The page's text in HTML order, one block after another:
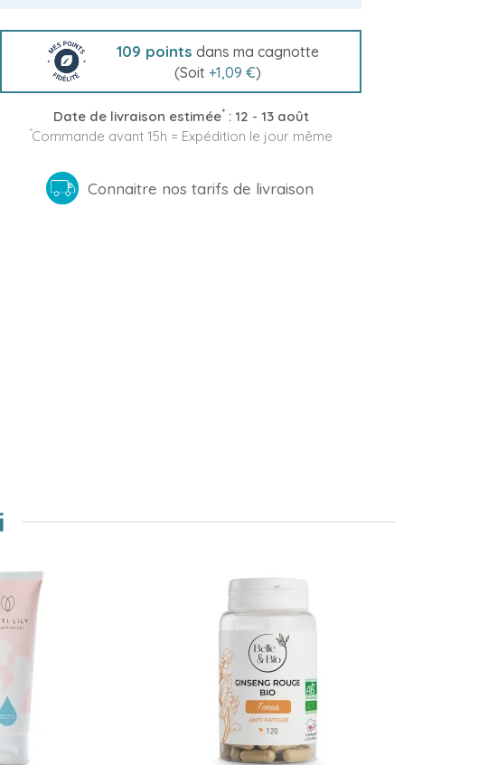
109 points dans ma cagnotte
(Soit +1,09 €)
Date de livraison estimée*: 12 - 13 août
*Commande avant 15h = Expédition le jour même
Connaitre nos tarifs de livraison